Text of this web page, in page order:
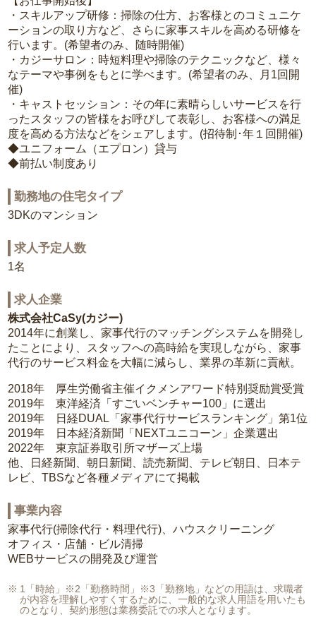
・スキルアップ研修：掃除の仕方、お客様とのコミュニケ
ーションの取り方など、さらに家事スキルを高める研修を
行います。(希望者のみ、随時開催)
・カジーサロン：時短料理や掃除のテクニックなど、様々
なテーマや事例をもとに学べます。(希望者のみ、月1回開
催)
・キャストセッション：その年に素晴らしいサービスを行
ったスタッフの皆様をお呼びして表彰し、お客様への満足
度を高める方法などをシェアします。(招待制･年１回開催)
◆ユニフォーム（エプロン）貸与
◆前払い制度あり
勤務地の住宅タイプ
3DKのマンション
求人予定人数
1名
求人企業
株式会社CaSy(カジー)
2014年に創業し、家事代行のマッチングシステムを開発し
たことにより、スタッフへの高時給を実現しながら、家事
代行のサービス料金を大幅に減らし、業界の革新に貢献。
2018年 厚生労働省主催イクメンアワード特別奨励賞受賞
2019年 東洋経済「すごいベンチャー100」に選出
2019年 日経DUAL「家事代行サービスランキング」第1位
2019年 日本経済新聞「NEXTユニコーン」企業選出
2022年 東京証券取引所マザーズ上場
他、日経新聞、朝日新聞、読売新聞、テレビ朝日、日本テ
レビ、TBSなど各種メディアにて掲載
事業内容
家事代行(掃除代行・料理代行)、ハウスクリーニング
オフィス・店舗・ビル清掃
WEBサービスの開発及び運営
1「時給」※2「勤務時間」※3「勤務地」などの用語は、求職者
が内容を理解しやすくするために、一般的な求人用語を用いたも
のとなり、契約形態は業務委託での求人となります。